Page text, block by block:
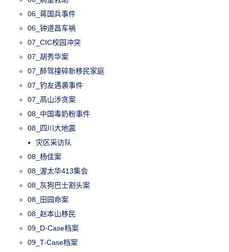
06_蒋国兵事件
06_钟道昌车祸
07_CIC校园冲突
07_胡秀华案
07_醉驾撞碎新移民家庭
07_钓友遇袭事件
07_高山涉贪案
08_中国毒奶粉事件
08_四川大地震
灾区采访队
08_杨佳案
08_渥太华413集会
08_灰狗巴士割头案
08_田园命案
08_赵本山移民
09_D-Case档案
09_T-Case档案